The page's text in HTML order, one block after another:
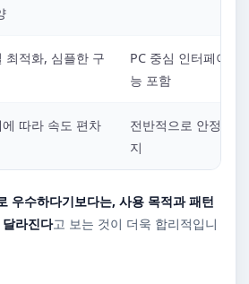
최적화, 심플한 구
PC 중심 인터페이스,
능 포함
따라 속도 편차
전반적으로 안정적
지
우수하다기보다는, 사용 목적과 패턴
라진다고 보는 것이 더욱 합리적입니